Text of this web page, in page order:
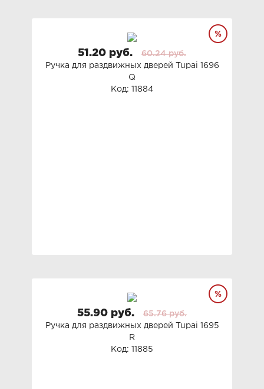
51.20 руб.
60.24 руб.
Ручка для раздвижных дверей Tupai 1696
Q
Код: 11884
55.90 руб.
65.76 руб.
Ручка для раздвижных дверей Tupai 1695
R
Код: 11885